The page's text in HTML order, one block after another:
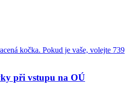
kočka. Pokud je vaše, volejte 739
při vstupu na OÚ